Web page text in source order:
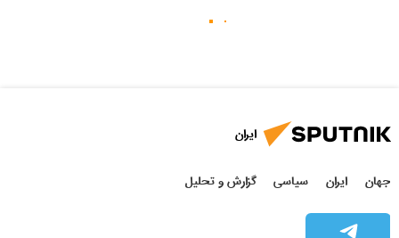
ایران
جهان ایران سیاسی گزارش و تحلیل